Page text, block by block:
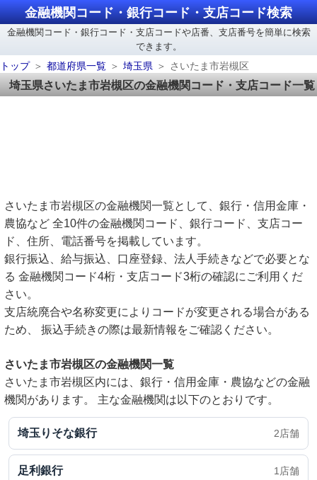
金融機関コード・銀行コード・支店コード検索
金融機関コード・銀行コード・支店コードや店番、支店番号を簡単に検索
できます。
トップ
都道府県一覧 埼玉県 さいたま市岩槻区
埼玉県さいたま市岩槻区の金融機関コード・支店コード一覧
さいたま市岩槻区の金融機関一覧として、銀行・信用金庫・
農協など 全10件の金融機関コード、銀行コード、支店コー
ド、住所、電話番号を掲載しています。
銀行振込、給与振込、口座登録、法人手続きなどで必要とな
る 金融機関コード4桁・支店コード3桁の確認にご利用くだ
さい。
支店統廃合や名称変更によりコードが変更される場合がある
ため、 振込手続きの際は最新情報をご確認ください。
さいたま市岩槻区の金融機関一覧
さいたま市岩槻区内には、銀行・信用金庫・農協などの金融
機関があります。 主な金融機関は以下のとおりです。
埼玉りそな銀行 2店舗
足利銀行 1店舗